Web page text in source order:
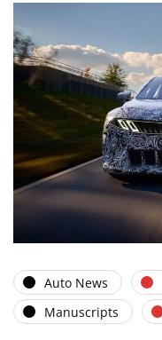
Auto News
Manuscripts